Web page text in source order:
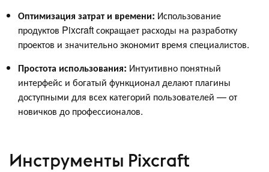
Оптимизация затрат и времени: Использование
продуктов Pixcraft сокращает расходы на разработку
проектов и значительно экономит время специалистов.
Простота использования: Интуитивно понятный
интерфейс и богатый функционал делают плагины
доступными для всех категорий пользователей — от
новичков до профессионалов.
Инструменты Pixcraft